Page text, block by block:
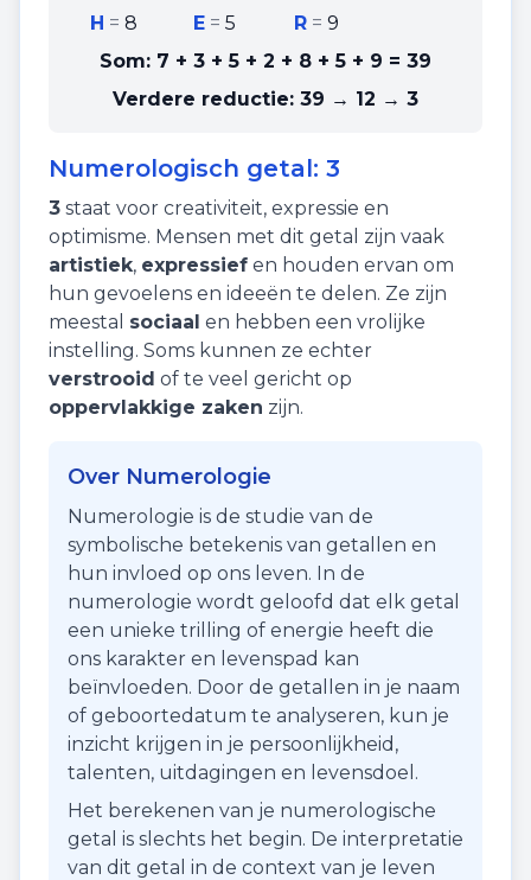
H = 8 E =5 R= 9
Som: 7 + 3 + 5 + 2 + 8 + 5 + 9 = 39
Verdere reductie: 39 → 12 → 3
Numerologisch getal: 3
3 staat voor creativiteit, expressie en
optimisme. Mensen met dit getal zijn vaak
artistiek, expressief en houden ervan om
hun gevoelens en ideeën te delen. Ze zijn
meestal sociaal en hebben een vrolijke
instelling. Soms kunnen ze echter
verstrooid of te veel gericht op
oppervlakkige zaken zijn.
Over Numerologie
Numerologie is de studie van de
symbolische betekenis van getallen en
hun invloed op ons leven. In de
numerologie wordt geloofd dat elk getal
een unieke trilling of energie heeft die
ons karakter en levenspad kan
beïnvloeden. Door de getallen in je naam
of geboortedatum te analyseren, kun je
inzicht krijgen in je persoonlijkheid,
talenten, uitdagingen en levensdoel.
Het berekenen van je numerologische
getal is slechts het begin. De interpretatie
van dit getal in de context van je leven